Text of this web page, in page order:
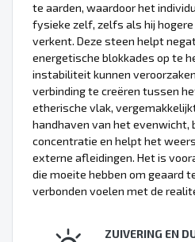
te aarden, waardoor het
fysieke zelf, zelfs als hij
verkent. Deze steen helpt
energetische blokkades op te
instabiliteit kunnen
verbinding te creëren tussen
etherische vlak,
handhaven van het evenwicht,
concentratie en helpt het
externe afleidingen. Het is
die moeite hebben om geaard
verbonden voelen met de
ZUIVERING EN